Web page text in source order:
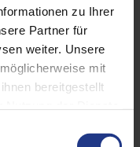
zu Ihrer
Partner für
weiter. Unsere
mit
bereitgestellt